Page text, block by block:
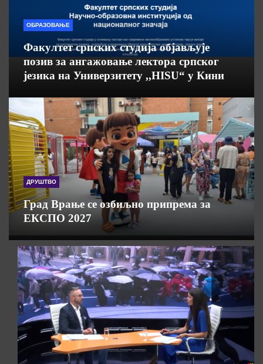
ОБРАЗОВАЊЕ
Факултет српских студија објављује
позив за ангажовање лектора српског
језика на Универзитету ,,HISU“ у Кини
ДРУШТВО
Град Врање се озбиљно припрема за
ЕКСПО 2027